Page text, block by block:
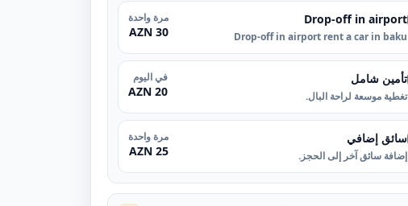
Drop-off in airport
Drop-off in airport rent a car in baku
مرة واحدة
30 AZN
تأمين شامل
تغطية موسعة لراحة البال.
في اليوم
20 AZN
سائق إضافي
إضافة سائق آخر إلى الحجز.
مرة واحدة
25 AZN